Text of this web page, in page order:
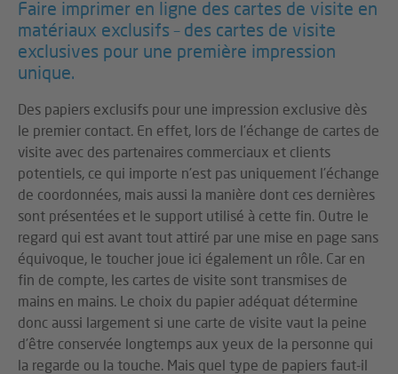
Faire imprimer en ligne des cartes de visite en
matériaux exclusifs – des cartes de visite
exclusives pour une première impression
unique.
Des papiers exclusifs pour une impression exclusive dès
le premier contact. En effet, lors de l’échange de cartes de
visite avec des partenaires commerciaux et clients
potentiels, ce qui importe n’est pas uniquement l’échange
de coordonnées, mais aussi la manière dont ces dernières
sont présentées et le support utilisé à cette fin. Outre le
regard qui est avant tout attiré par une mise en page sans
équivoque, le toucher joue ici également un rôle. Car en
fin de compte, les cartes de visite sont transmises de
mains en mains. Le choix du papier adéquat détermine
donc aussi largement si une carte de visite vaut la peine
d’être conservée longtemps aux yeux de la personne qui
la regarde ou la touche. Mais quel type de papiers faut-il